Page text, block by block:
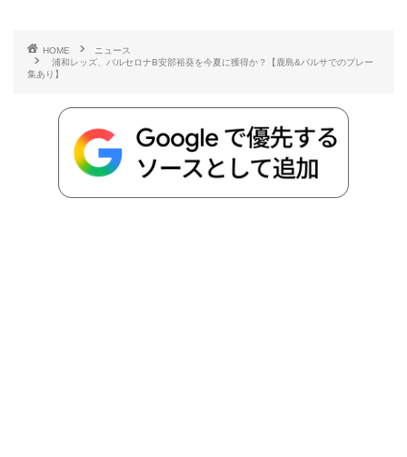
o
r t n
HOME
ニュース
浦和レッズ、バルセロナB安部裕葵を今夏に獲得か？【鹿島&バルサでのプレー
集あり】